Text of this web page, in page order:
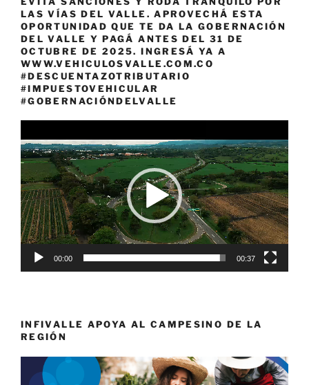
LAS VÍAS DEL VALLE. APROVECHÁ ESTA
OPORTUNIDAD QUE TE DA LA GOBERNACIÓN
DEL VALLE Y PAGÁ ANTES DEL 31 DE
OCTUBRE DE 2025. INGRESÁ YA A
WWW.VEHICULOSVALLE.COM.CO
#DESCUENTAZOTRIBUTARIO
#IMPUESTOVEHICULAR
#GOBERNACIÓNDELVALLE
de
vídeo
00:00 00:37
INFIVALLE APOYA AL CAMPESINO DE LA
REGIÓN